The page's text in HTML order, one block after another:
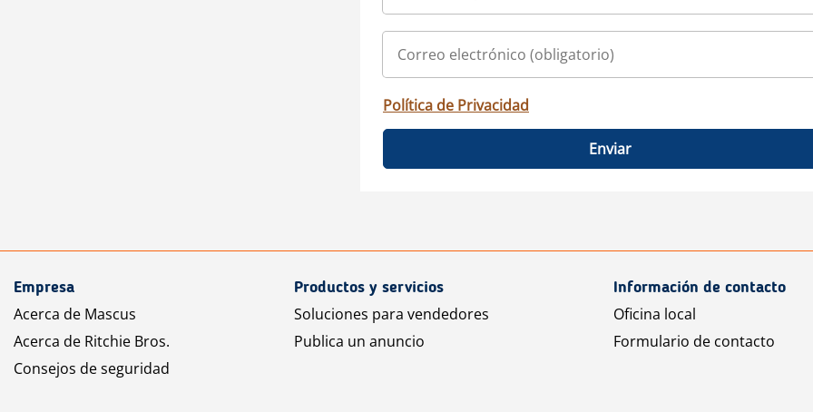
Política de Privacidad
Enviar
Empresa
Acerca de Mascus
Acerca de Ritchie Bros.
Consejos de seguridad
Productos y servicios
Soluciones para vendedores
Publica un anuncio
Información de contacto
Oficina local
Formulario de contacto